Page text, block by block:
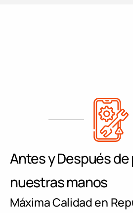
Antes y Después de
nuestras manos
Máxima Calidad en